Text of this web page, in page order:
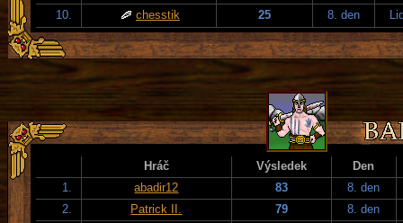
10.
chesstik 25 8. den
Hráč Výsledek
Den
1.
abadir12 83
8. den
2.
Patrick II. 79
8. den